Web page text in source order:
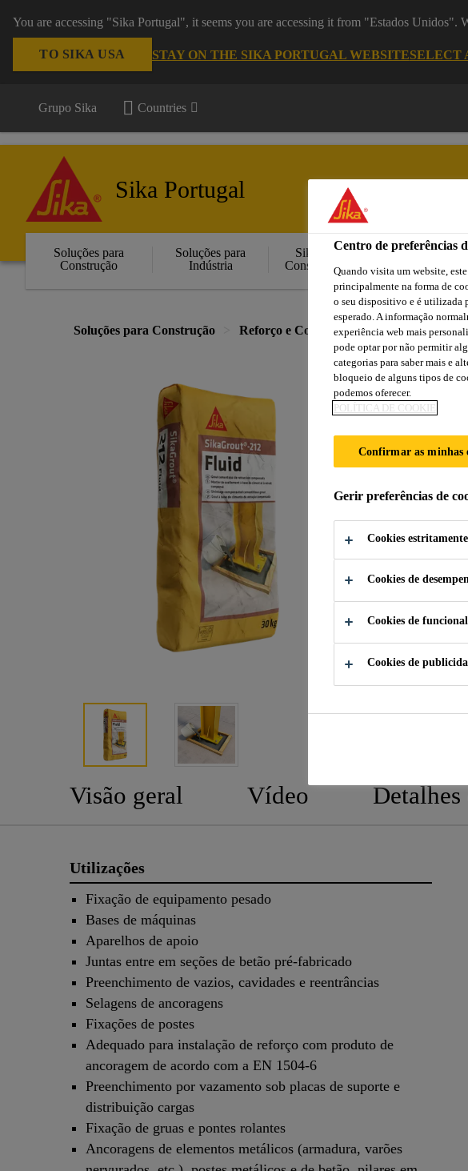
You are accessing "Sika Portugal", it seems you are accessing it from "Estados Unidos".
TO SIKA USA STAY ON THE SIKA PORTUGAL WEBSITESELECT
Grupo Sika Countries
Sika Portugal
Soluções para
Construção
Soluções para
Indústria
Sika
Consigo
Cidade
Sika
Soluções para Construção Reforço e Colagem Estrutural Grout
Alto
Visão geral Vídeo
Utilizações
Fixação de equipamento pesado
Bases de máquinas
Aparelhos de apoio
Juntas entre em seções de betão pré-fabricado
Preenchimento de vazios, cavidades e reentrâncias
Selagens de ancoragens
Fixações de postes
Adequado para instalação de reforço com produto de
ancoragem de acordo com a EN 1504-6
Preenchimento por vazamento sob placas de suporte e
distribuição cargas
Fixação de gruas e pontes rolantes
Ancoragens de elementos metálicos (armadura, varões
Centro de preferências
Quando visita um website,
principalmente na forma de
o seu dispositivo e é utilizada
esperado. A informação
experiência web mais
pode optar por não permitir
categorias para saber mais e
bloqueio de alguns tipos de
podemos oferecer.
POLÍTICA DE COOKIE
Confirmar as minhas
Gerir preferências de
Cookies estritamente
Cookies de
Cookies de
Cookies de